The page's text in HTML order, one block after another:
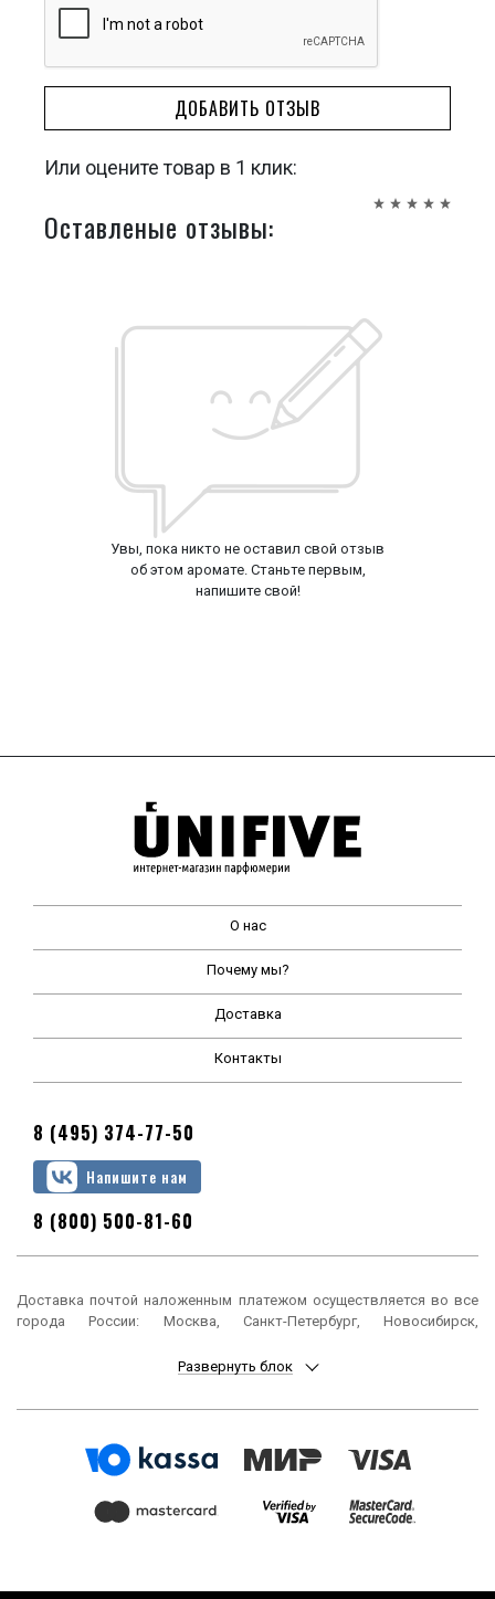
ДОБАВИТЬ ОТЗЫВ
Или оцените товар в 1 клик:
Оставленые отзывы:
Увы, пока никто не оставил свой отзыв
об этом аромате. Станьте первым,
напишите свой!
О нас
Почему мы?
Доставка
Контакты
8 (495) 374-77-50
Напишите нам
8 (800) 500-81-60
Доставка почтой наложенным платежом осуществляется во все
города России: Москва, Санкт-Петербург, Новосибирск,
Ростов-на-Дону, Уфа, Красноярск, Пермь, Воронеж, Волгоград,
Ульяновск, Иркутск, Хабаровск, Ярославль, Владивосток, Томск,
Челны, Пенза, Липецк, Киров, Чебоксары, Тула, Калининград,
Балашиха, Курск, Ставрополь, Улан-Удэ, Тверь, Магнитогорск,
Архангельск, Чита, Калуга, Симферополь, Смоленск, Волжский,
Комсомольск-на-Амуре, Химки, Сыктывкар, Нижнекамск, Шахты,
Развернуть блок